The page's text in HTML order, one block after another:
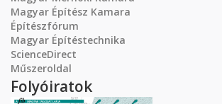
Magyar Építész Kamara
Építészfórum
Magyar Építéstechnika
ScienceDirect
Műszeroldal
Folyóiratok